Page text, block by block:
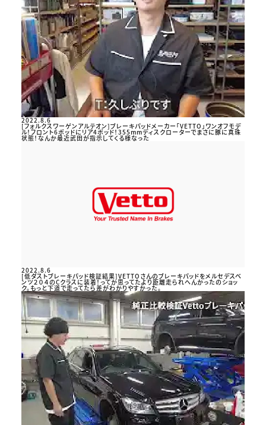
2022.8.6
[フォルクスワーゲンアルテオン]ブレーキパッドメーカー「VETTO」ワンオフモデ
ル！フロント6ポッドにリア4ポッド！355mmディスクローターでまさに豚に真珠
状態！なんか最近武田が指示してくる様なった
2022.8.6
[低ダストブレーキパッド検証結果]VETTOさんのブレーキパッドをメルセデスベ
ンツ２０４のCクラスに装着！ってか思ってたより距離走られへんかったのショッ
ク。もっと下道で走ってたら差がわかりやすかった。